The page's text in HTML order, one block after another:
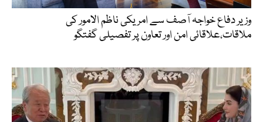
وزیر دفاع خواجہ آصف سے امریکی ناظم الامور کی
ملاقات،علاقائی امن اور تعاون پر تفصیلی گفتگو